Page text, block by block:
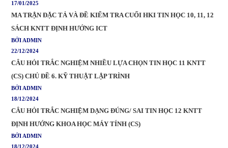
17/01/2025
MA TRẬN ĐẶC TẢ VÀ ĐỀ KIỂM TRA CUỐI HKI TIN HỌC 10, 11, 12
SÁCH KNTT ĐỊNH HƯỚNG ICT
BỞI ADMIN
22/12/2024
CÂU HỎI TRẮC NGHIỆM NHIỀU LỰA CHỌN TIN HỌC 11 KNTT
(CS) CHỦ ĐỀ 6. KỸ THUẬT LẬP TRÌNH
BỞI ADMIN
18/12/2024
CÂU HỎI TRẮC NGHIỆM DẠNG ĐÚNG/ SAI TIN HỌC 12 KNTT
ĐỊNH HƯỚNG KHOA HỌC MÁY TÍNH (CS)
BỞI ADMIN